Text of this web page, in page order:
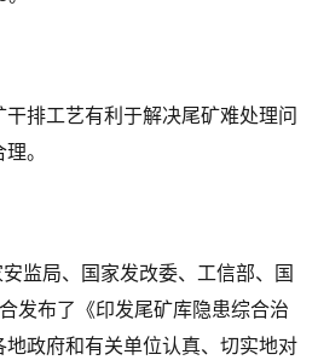
排工艺有利于解决尾矿难处理问
。
监局、国家发改委、工信部、国
发布了《印发尾矿库隐患综合治
政府和有关单位认真、切实地对